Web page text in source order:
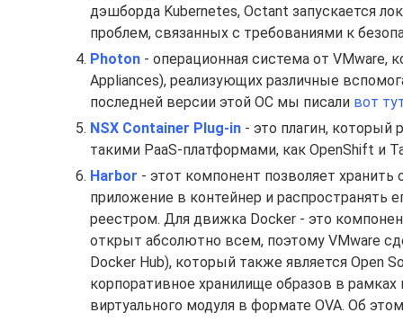
дэшборда Kubernetes, Octant запускается
проблем, связанных с требованиями к
Photon - операционная система от VMware,
Appliances), реализующих различные
последней версии этой ОС мы писали вот
NSX Container Plug-in - это плагин, который
такими PaaS-платформами, как OpenShift и
Harbor - этот компонент позволяет
приложение в контейнер и распространять
реестром. Для движка Docker - это
открыт абсолютно всем, поэтому VMware
Docker Hub), который также является Open
корпоративное хранилище образов в
виртуального модуля в формате OVA. Об